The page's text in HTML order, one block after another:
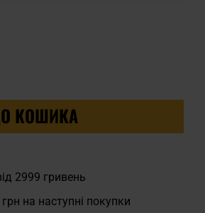
КОШИКА
2999 гривень
на наступні покупки